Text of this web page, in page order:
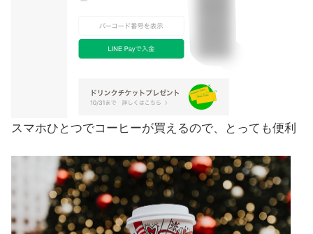
スマホひとつでコーヒーが買えるので、とっても便利